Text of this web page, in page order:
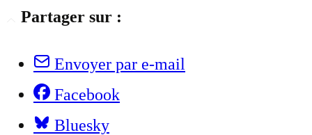
Partager sur :
Envoyer par e-mail
Facebook
Bluesky